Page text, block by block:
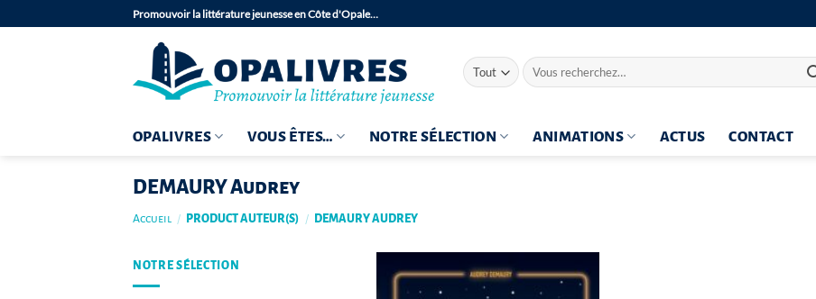
au
Promouvoir la littérature jeunesse en Côte d'Opale…
Recherche
pour :
OPALIVRES VOUS ÊTES… NOTRE SÉLECTION ANIMATIONS ACTUS CONTACT
DEMAURY Audrey
Accueil / PRODUCT AUTEUR(S) / DEMAURY AUDREY
NOTRE SÉLECTION